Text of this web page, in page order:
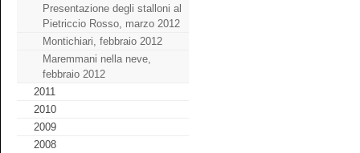
Presentazione degli stalloni al
Pietriccio Rosso, marzo 2012
Montichiari, febbraio 2012
Maremmani nella neve,
febbraio 2012
2011
2010
2009
2008